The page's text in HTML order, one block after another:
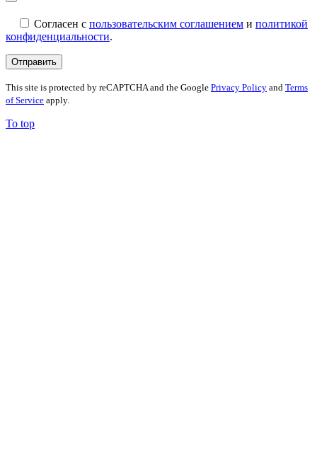
Согласен с пользовательским соглашением и политикой
конфиденциальности.
This site is protected by reCAPTCHA and the Google Privacy Policy and Terms
of Service apply.
To top